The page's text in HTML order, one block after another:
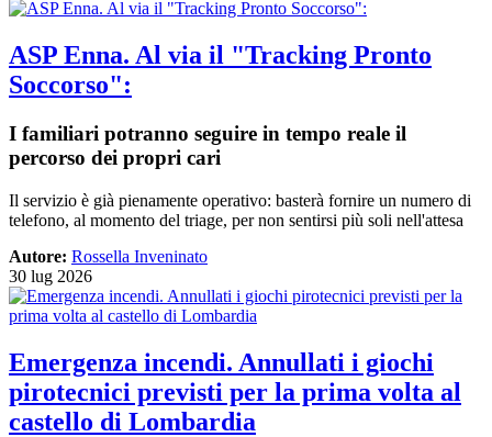
ASP Enna. Al via il "Tracking Pronto
Soccorso":
I familiari potranno seguire in tempo reale il
percorso dei propri cari
Il servizio è già pienamente operativo: basterà fornire un numero di
telefono, al momento del triage, per non sentirsi più soli nell'attesa
Autore: Rossella Inveninato
30 lug 2026
Emergenza incendi. Annullati i giochi
pirotecnici previsti per la prima volta al
castello di Lombardia